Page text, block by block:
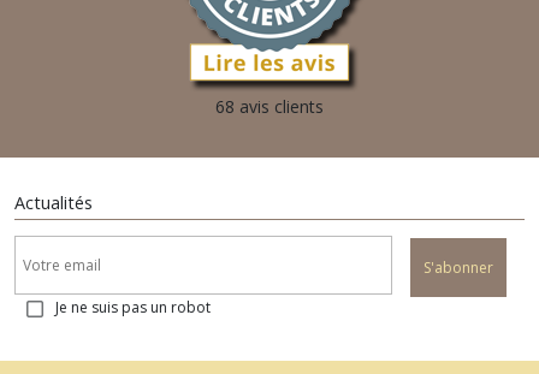
68 avis clients
Actualités
S'abonner
Je ne suis pas un robot